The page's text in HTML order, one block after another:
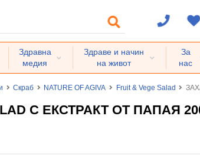
Здравна
медия
Здраве и начин
на живот
За
нас
Скраб NATURE OF AGIVA Fruit & Vege Salad
С ЕКСТРАКТ ОТ ПАПАЯ